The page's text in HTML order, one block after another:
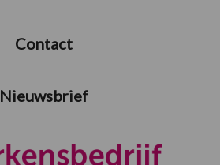
Contact
Nieuwsbrief